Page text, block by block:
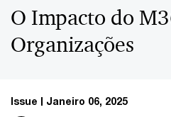
O Impacto do
Organizações
Issue Janeiro 06, 2025